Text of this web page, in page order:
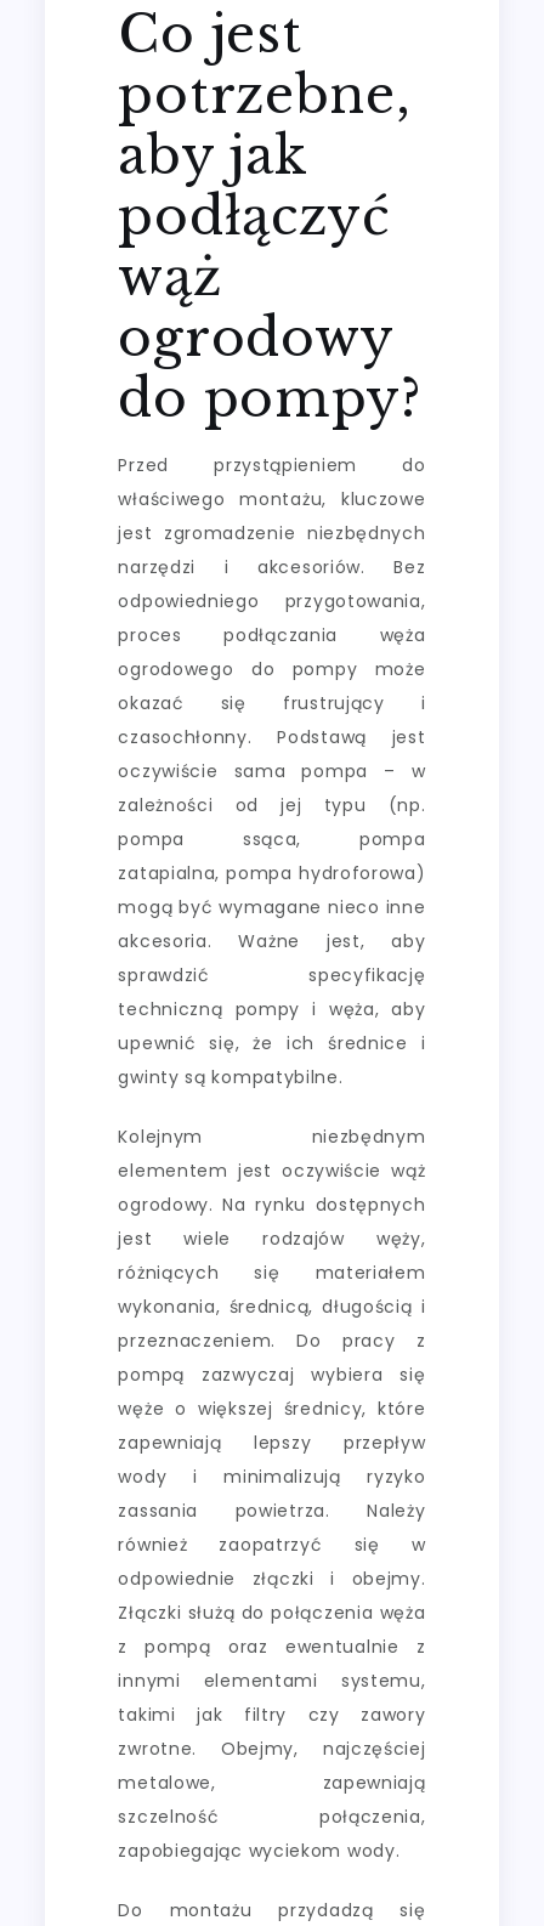
Co jest
potrzebne,
aby jak
podłączyć
wąż
ogrodowy
do pompy?
Przed przystąpieniem do
właściwego montażu, kluczowe
jest zgromadzenie niezbędnych
narzędzi i akcesoriów. Bez
odpowiedniego przygotowania,
proces podłączania węża
ogrodowego do pompy może
okazać się frustrujący i
czasochłonny. Podstawą jest
oczywiście sama pompa – w
zależności od jej typu (np.
pompa ssąca, pompa
zatapialna, pompa hydroforowa)
mogą być wymagane nieco inne
akcesoria. Ważne jest, aby
sprawdzić specyfikację
techniczną pompy i węża, aby
upewnić się, że ich średnice i
gwinty są kompatybilne.
Kolejnym niezbędnym
elementem jest oczywiście wąż
ogrodowy. Na rynku dostępnych
jest wiele rodzajów węży,
różniących się materiałem
wykonania, średnicą, długością i
przeznaczeniem. Do pracy z
pompą zazwyczaj wybiera się
węże o większej średnicy, które
zapewniają lepszy przepływ
wody i minimalizują ryzyko
zassania powietrza. Należy
również zaopatrzyć się w
odpowiednie złączki i obejmy.
Złączki służą do połączenia węża
z pompą oraz ewentualnie z
innymi elementami systemu,
takimi jak filtry czy zawory
zwrotne. Obejmy, najczęściej
metalowe, zapewniają
szczelność połączenia,
zapobiegając wyciekom wody.
Do montażu przydadzą się